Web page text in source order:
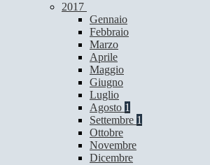
2017
Gennaio
Febbraio
Marzo
Aprile
Maggio
Giugno
Luglio
Agosto 1
Settembre 1
Ottobre
Novembre
Dicembre